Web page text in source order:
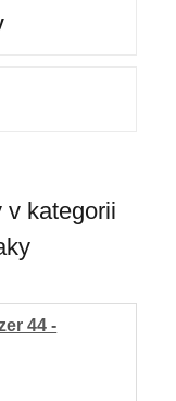
v kategorii
44 -